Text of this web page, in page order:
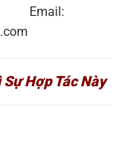
Email:
Hợp Tác Này